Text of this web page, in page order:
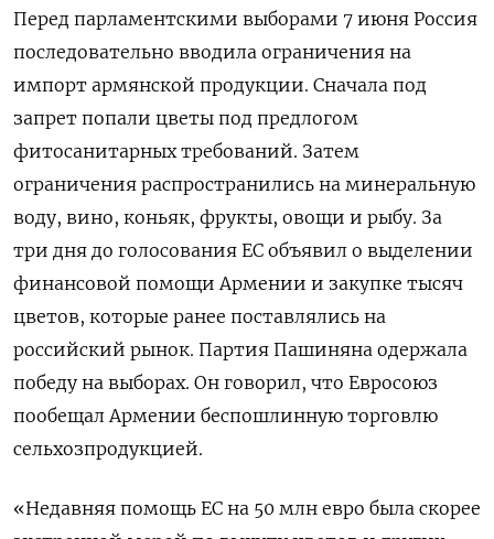
Перед парламентскими выборами 7 июня Россия
последовательно вводила ограничения на
импорт армянской продукции. Сначала под
запрет попали цветы под предлогом
фитосанитарных требований. Затем
ограничения распространились на минеральную
воду, вино, коньяк, фрукты, овощи и рыбу. За
три дня до голосования ЕС объявил о выделении
финансовой помощи Армении и закупке тысяч
цветов, которые ранее поставлялись на
российский рынок. Партия Пашиняна одержала
победу на выборах. Он говорил, что Евросоюз
пообещал Армении беспошлинную торговлю
сельхозпродукцией.
«Недавняя помощь ЕС на 50 млн евро была скорее